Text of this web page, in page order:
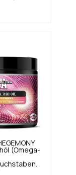
(Omega-